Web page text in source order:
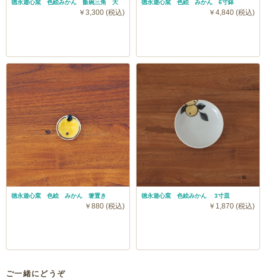
徳永遊心窯 色絵みかん 飯碗三角 大
￥3,300 (税込)
徳永遊心窯 色絵 みかん 6寸鉢
￥4,840 (税込)
徳永遊心窯 色絵 みかん 箸置き
￥880 (税込)
徳永遊心窯 色絵みかん 3寸皿
￥1,870 (税込)
ご一緒にどうぞ